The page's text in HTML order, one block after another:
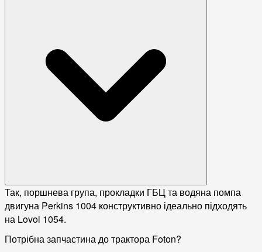
Так, поршнева група, прокладки ГБЦ та водяна помпа
двигуна Perkins 1004 конструктивно ідеально підходять
на Lovol 1054.
Потрібна запчастина до трактора Foton?